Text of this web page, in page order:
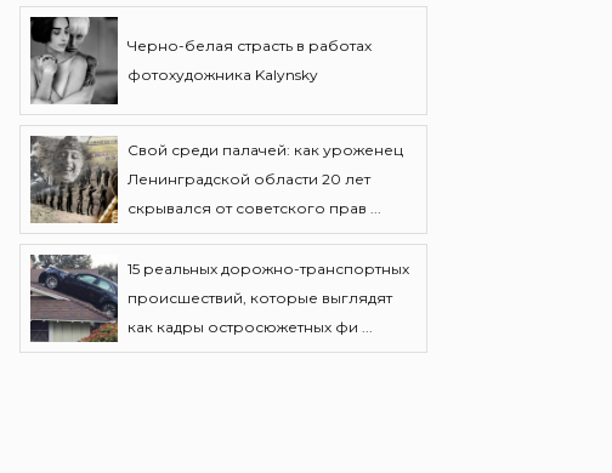
Черно-белая страсть в работах
фотохудожника Kalynsky
Свой среди палачей: как уроженец
Ленинградской области 20 лет
скрывался от советского прав ...
15 реальных дорожно-транспортных
происшествий, которые выглядят
как кадры остросюжетных фи ...